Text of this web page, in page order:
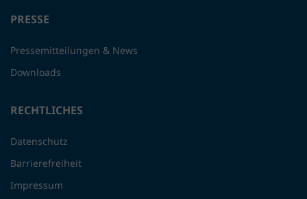
PRESSE
Pressemitteilungen & News
Downloads
RECHTLICHES
Datenschutz
Barrierefreiheit
Impressum